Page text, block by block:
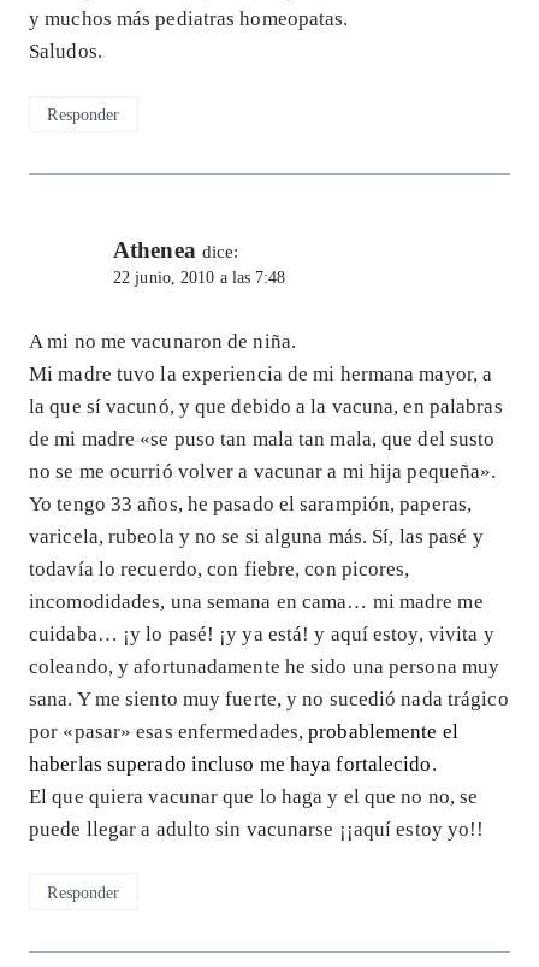
y muchos más pediatras homeopatas.
Saludos.
Responder
Athenea dice:
22 junio, 2010 a las 7:48
A mi no me vacunaron de niña.
Mi madre tuvo la experiencia de mi hermana mayor, a
la que sí vacunó, y que debido a la vacuna, en palabras
de mi madre «se puso tan mala tan mala, que del susto
no se me ocurrió volver a vacunar a mi hija pequeña».
Yo tengo 33 años, he pasado el sarampión, paperas,
varicela, rubeola y no se si alguna más. Sí, las pasé y
todavía lo recuerdo, con fiebre, con picores,
incomodidades, una semana en cama… mi madre me
cuidaba… ¡y lo pasé! ¡y ya está! y aquí estoy, vivita y
coleando, y afortunadamente he sido una persona muy
sana. Y me siento muy fuerte, y no sucedió nada trágico
por «pasar» esas enfermedades,probablemente el
haberlas superado incluso me haya fortalecido.
El que quiera vacunar que lo haga y el que no no, se
puede llegar a adulto sin vacunarse ¡¡aquí estoy yo!!
Responder